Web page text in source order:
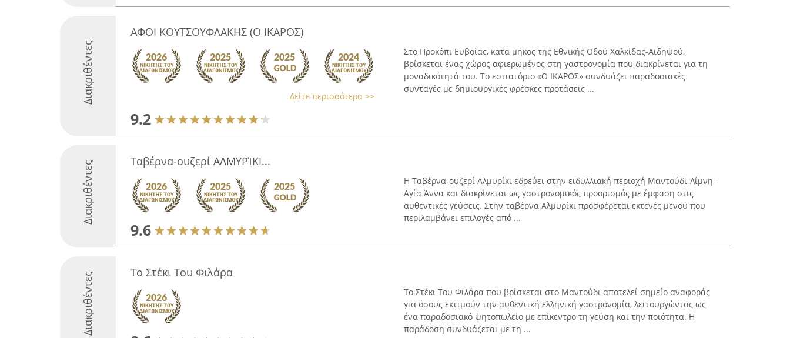
Διακριθέντες
ΑΦΟΙ ΚΟΥΤΣΟΥΦΛΑΚΗΣ (Ο ΙΚΑΡΟΣ)
Δείτε περισσότερα >>
9.2
Στο Προκόπι Ευβοίας, κατά μήκος της Εθνικής Οδού Χαλκίδας-Αιδηψού,
βρίσκεται ένας χώρος αφιερωμένος στη γαστρονομία που διακρίνεται για τη
μοναδικότητά του. Το εστιατόριο «Ο ΙΚΑΡΟΣ» συνδυάζει παραδοσιακές
συνταγές με δημιουργικές φρέσκες προτάσεις ...
Διακριθέντες Ταβέρνα-ουζερί ΑΛΜΥΡΊΚΙ...
9.6
Η Ταβέρνα-ουζερί Αλμυρίκι εδρεύει στην ειδυλλιακή περιοχή Μαντούδι-Λίμνη-
Αγία Άννα και διακρίνεται ως γαστρονομικός προορισμός με έμφαση στις
αυθεντικές γεύσεις. Στην ταβέρνα Αλμυρίκι προσφέρεται εκτενές μενού που
περιλαμβάνει επιλογές από ...
Διακριθέντες Το Στέκι Του Φιλάρα
Το Στέκι Του Φιλάρα που βρίσκεται στο Μαντούδι αποτελεί σημείο αναφοράς
για όσους εκτιμούν την αυθεντική ελληνική γαστρονομία, λειτουργώντας ως
ένα παραδοσιακό ψητοπωλείο με επίκεντρο τη γεύση και την ποιότητα. Η
παράδοση συνδυάζεται με τη ...